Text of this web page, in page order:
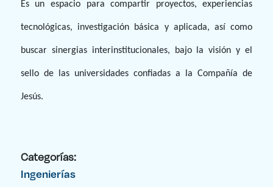
Es un espacio para compartir proyectos, experiencias
tecnológicas, investigación básica y aplicada, así como
buscar sinergias interinstitucionales, bajo la visión y el
sello de las universidades confiadas a la Compañía de
Jesús.
Categorías:
Ingenierías